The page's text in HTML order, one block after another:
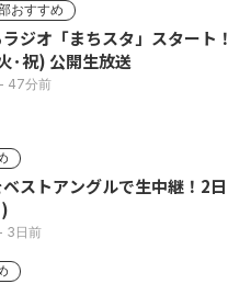
おすすめ
ジオ「まちスタ」スタート！
･祝) 公開生放送
- 47分前
ストアングルで生中継！2日
3日前